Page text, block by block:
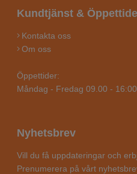
Kundtjänst &
Kontakta oss
Om oss
Öppettider:
Måndag - Fredag 09.00 - 16:00
Nyhetsbrev
Vill du få uppdateringar och
Prenumerera på vårt